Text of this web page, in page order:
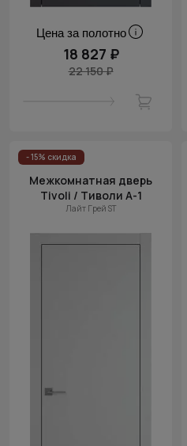
Цена за полотно
18 827 ₽
22 150 ₽
- 15% скидка
Межкомнатная дверь
Tivoli / Тиволи А-1
Лайт Грей ST